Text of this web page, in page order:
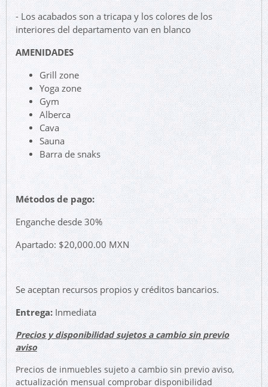
- Los acabados son a tricapa y los colores de los
interiores del departamento van en blanco
AMENIDADES
Grill zone
Yoga zone
Gym
Alberca
Cava
Sauna
Barra de snaks
Métodos de pago:
Enganche desde 30%
Apartado: $20,000.00 MXN
Se aceptan recursos propios y créditos bancarios.
Entrega: Inmediata
Precios y disponibilidad sujetos a cambio sin previo
aviso
Precios de inmuebles sujeto a cambio sin previo aviso,
actualización mensual comprobar disponibilidad